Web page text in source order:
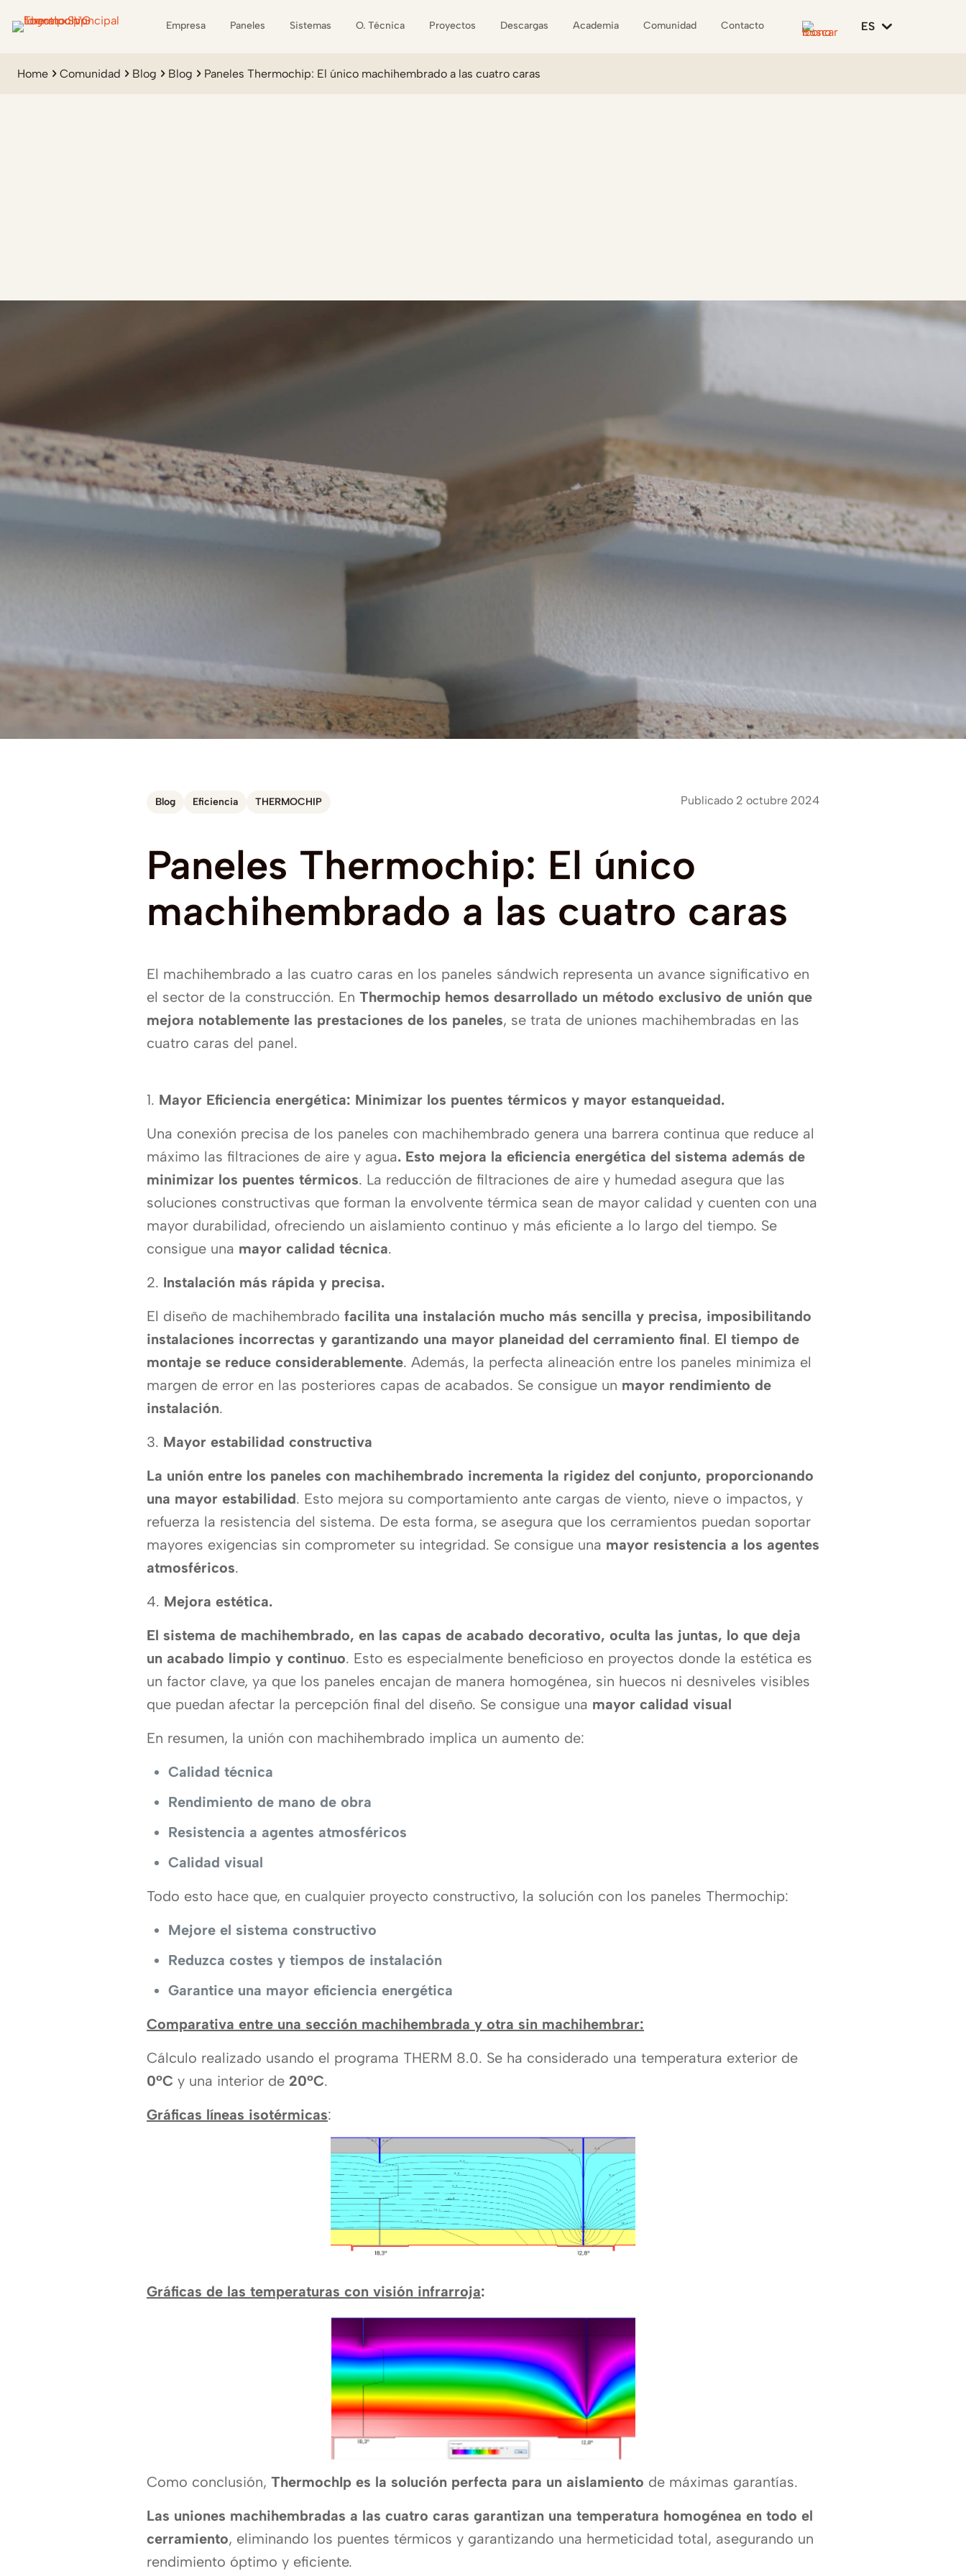
Empresa Paneles Sistemas O. Técnica Proyectos Descargas Academia Comunidad Contacto ES
Home Comunidad Blog Blog Paneles Thermochip: El único machihembrado a las cuatro caras
Blog Eficiencia THERMOCHIP Publicado 2 octubre 2024
Paneles Thermochip: El único
machihembrado a las cuatro caras
El machihembrado a las cuatro caras en los paneles sándwich representa un avance significativo en
el sector de la construcción. En Thermochip hemos desarrollado un método exclusivo de unión que
mejora notablemente las prestaciones de los paneles, se trata de uniones machihembradas en las
cuatro caras del panel.
1. Mayor Eficiencia energética: Minimizar los puentes térmicos y mayor estanqueidad.
Una conexión precisa de los paneles con machihembrado genera una barrera continua que reduce al
máximo las filtraciones de aire y agua. Esto mejora la eficiencia energética del sistema además de
minimizar los puentes térmicos. La reducción de filtraciones de aire y humedad asegura que las
soluciones constructivas que forman la envolvente térmica sean de mayor calidad y cuenten con una
mayor durabilidad, ofreciendo un aislamiento continuo y más eficiente a lo largo del tiempo. Se
consigue una mayor calidad técnica.
2. Instalación más rápida y precisa.
El diseño de machihembrado facilita una instalación mucho más sencilla y precisa, imposibilitando
instalaciones incorrectas y garantizando una mayor planeidad del cerramiento final. El tiempo de
montaje se reduce considerablemente. Además, la perfecta alineación entre los paneles minimiza el
margen de error en las posteriores capas de acabados. Se consigue un mayor rendimiento de
instalación.
3. Mayor estabilidad constructiva
La unión entre los paneles con machihembrado incrementa la rigidez del conjunto, proporcionando
una mayor estabilidad. Esto mejora su comportamiento ante cargas de viento, nieve o impactos, y
refuerza la resistencia del sistema. De esta forma, se asegura que los cerramientos puedan soportar
mayores exigencias sin comprometer su integridad. Se consigue una mayor resistencia a los agentes
atmosféricos.
4. Mejora estética.
El sistema de machihembrado, en las capas de acabado decorativo, oculta las juntas, lo que deja
un acabado limpio y continuo. Esto es especialmente beneficioso en proyectos donde la estética es
un factor clave, ya que los paneles encajan de manera homogénea, sin huecos ni desniveles visibles
que puedan afectar la percepción final del diseño. Se consigue una mayor calidad visual
En resumen, la unión con machihembrado implica un aumento de:
Calidad técnica
Rendimiento de mano de obra
Resistencia a agentes atmosféricos
Calidad visual
Todo esto hace que, en cualquier proyecto constructivo, la solución con los paneles Thermochip:
Mejore el sistema constructivo
Reduzca costes y tiempos de instalación
Garantice una mayor eficiencia energética
Comparativa entre una sección machihembrada y otra sin machihembrar:
Cálculo realizado usando el programa THERM 8.0. Se ha considerado una temperatura exterior de
0ºC y una interior de 20ºC.
Gráficas líneas isotérmicas:
Gráficas de las temperaturas con visión infrarroja:
Como conclusión, ThermochIp es la solución perfecta para un aislamiento de máximas garantías.
Las uniones machihembradas a las cuatro caras garantizan una temperatura homogénea en todo el
cerramiento, eliminando los puentes térmicos y garantizando una hermeticidad total, asegurando un
rendimiento óptimo y eficiente.